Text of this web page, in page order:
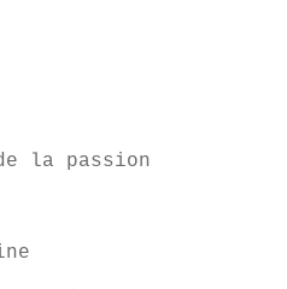
la passion